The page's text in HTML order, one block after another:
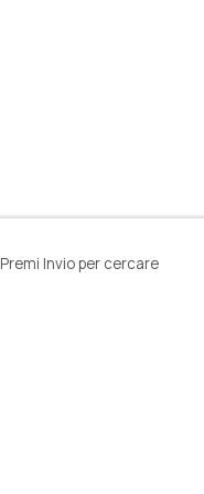
Premi Invio per cercare